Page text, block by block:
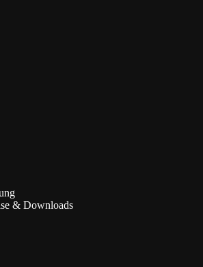
& Downloads